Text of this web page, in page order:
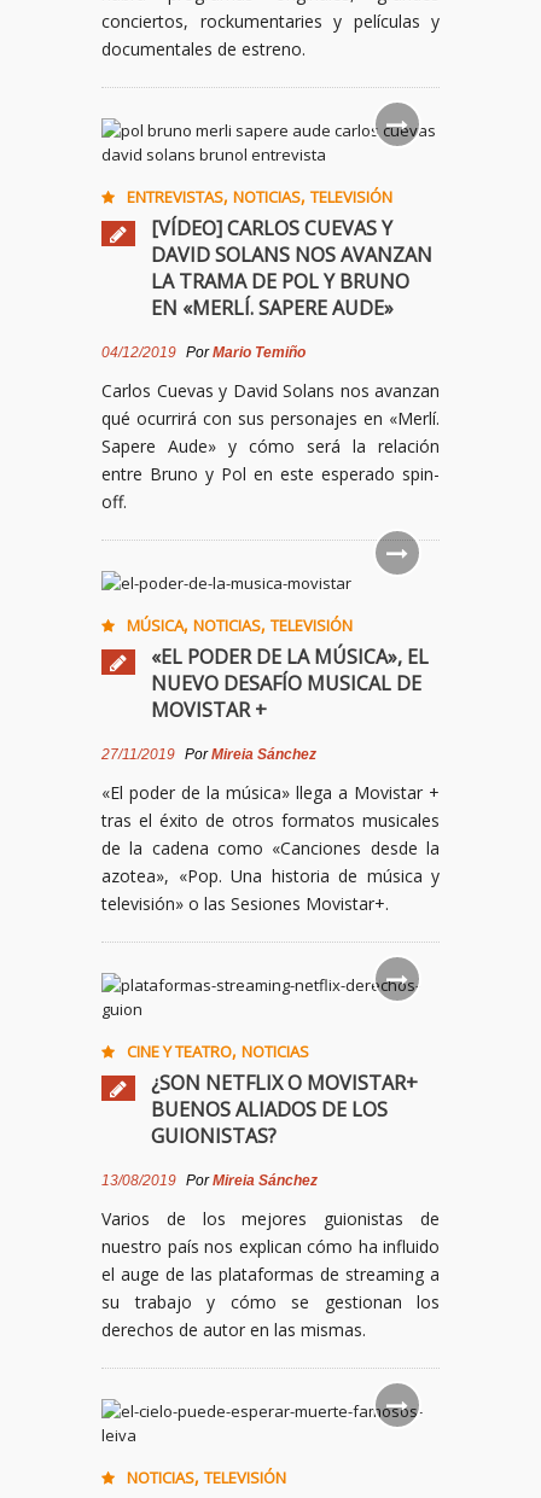
conciertos, rockumentaries y películas y
documentales de estreno.
ENTREVISTAS, NOTICIAS, TELEVISIÓN
[VÍDEO] CARLOS CUEVAS Y
DAVID SOLANS NOS AVANZAN
LA TRAMA DE POL Y BRUNO
EN «MERLÍ. SAPERE AUDE»
04/12/2019 PorMario Temiño
Carlos Cuevas y David Solans nos avanzan
qué ocurrirá con sus personajes en «Merlí.
Sapere Aude» y cómo será la relación
entre Bruno y Pol en este esperado spin-
off.
MÚSICA, NOTICIAS, TELEVISIÓN
«EL PODER DE LA MÚSICA», EL
NUEVO DESAFÍO MUSICAL DE
MOVISTAR +
27/11/2019 PorMireia Sánchez
«El poder de la música» llega a Movistar +
tras el éxito de otros formatos musicales
de la cadena como «Canciones desde la
azotea», «Pop. Una historia de música y
televisión» o las Sesiones Movistar+.
CINE Y TEATRO, NOTICIAS
¿SON NETFLIX O MOVISTAR+
BUENOS ALIADOS DE LOS
GUIONISTAS?
13/08/2019 PorMireia Sánchez
Varios de los mejores guionistas de
nuestro país nos explican cómo ha influido
el auge de las plataformas de streaming a
su trabajo y cómo se gestionan los
derechos de autor en las mismas.
NOTICIAS, TELEVISIÓN